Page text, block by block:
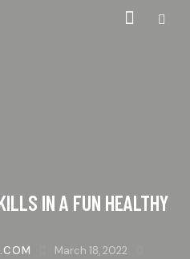
IN A FUN HEALTHY
March 18, 2022